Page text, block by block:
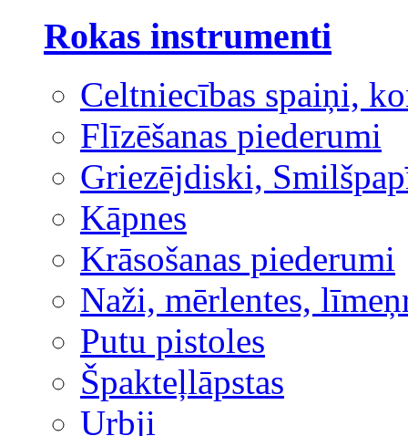
Rokas instrumenti
Celtniecības spaiņi,
Flīzēšanas piederumi
Griezējdiski,
Kāpnes
Krāsošanas piederumi
Naži, mērlentes,
Putu pistoles
Špakteļlāpstas
Urbji